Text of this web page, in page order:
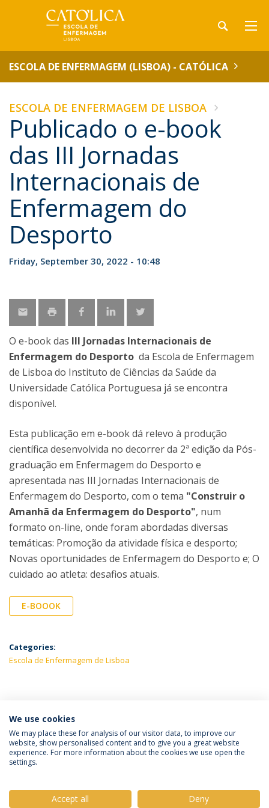
ESCOLA DE ENFERMAGEM (LISBOA) - CATÓLICA
ESCOLA DE ENFERMAGEM DE LISBOA
Publicado o e-book
das III Jornadas
Internacionais de
Enfermagem do
Desporto
Friday, September 30, 2022 - 10:48
O e-book das III Jornadas Internacionais de
Enfermagem do Desporto da Escola de Enfermagem
de Lisboa do Instituto de Ciências da Saúde da
Universidade Católica Portuguesa já se encontra
disponível.
Esta publicação em e-book dá relevo à produção
científica desenvolvida no decorrer da 2ª edição da Pós-
graduação em Enfermagem do Desporto e
apresentada nas III Jornadas Internacionais de
Enfermagem do Desporto, com o tema "Construir o
Amanhã da Enfermagem do Desporto", num
formato on-line, onde foram abordadas diversas
temáticas: Promoção da atividade física e desporto;
Novas oportunidades de Enfermagem do Desporto e; O
cuidado ao atleta: desafios atuais.
E-BOOOK
Categories:
Escola de Enfermagem de Lisboa
LATEST NEWS
Política de Privacidade
Termos e Condições
We use cookies
We may place these for analysis of our visitor data, to improve our
website, show personalised content and to give you a great website
experience. For more information about the cookies we use open the
settings.
Accept all Deny